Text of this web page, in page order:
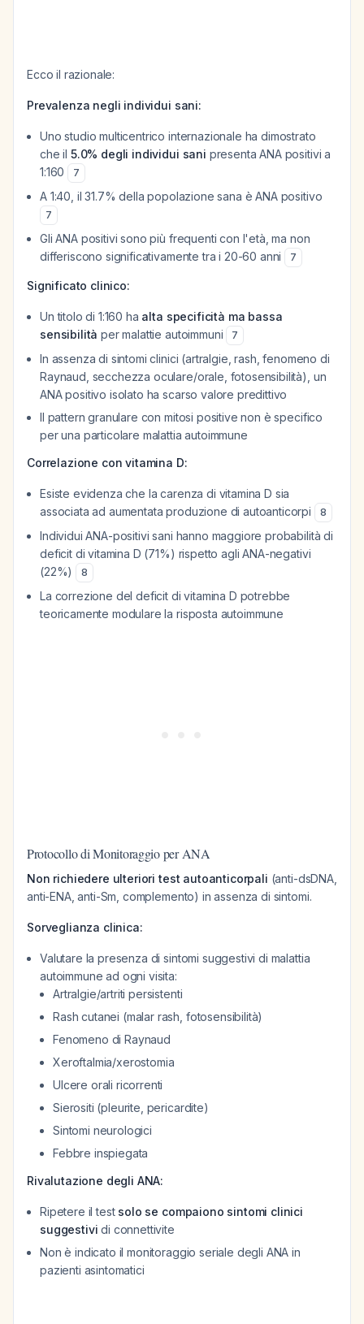
Ecco il razionale:
Prevalenza negli individui sani:
Uno studio multicentrico internazionale ha dimostrato
che il 5.0% degli individui sani presenta ANA positivi a
1:160
7
A 1:40, il 31.7% della popolazione sana è ANA positivo
7
Gli ANA positivi sono più frequenti con l'età, ma non
differiscono significativamente tra i 20-60 anni
7
Significato clinico:
Un titolo di 1:160 ha alta specificità ma bassa
sensibilità per malattie autoimmuni 7
In assenza di sintomi clinici (artralgie, rash, fenomeno di
Raynaud, secchezza oculare/orale, fotosensibilità), un
ANA positivo isolato ha scarso valore predittivo
Il pattern granulare con mitosi positive non è specifico
per una particolare malattia autoimmune
Correlazione con vitamina D:
Esiste evidenza che la carenza di vitamina D sia
associata ad aumentata produzione di autoanticorpi
8
Individui ANA-positivi sani hanno maggiore probabilità di
deficit di vitamina D (71%) rispetto agli ANA-negativi
(22%)
8
La correzione del deficit di vitamina D potrebbe
teoricamente modulare la risposta autoimmune
Protocollo di Monitoraggio per ANA
Non richiedere ulteriori test autoanticorpali (anti-dsDNA,
anti-ENA, anti-Sm, complemento) in assenza di sintomi.
Sorveglianza clinica:
Valutare la presenza di sintomi suggestivi di malattia
autoimmune ad ogni visita:
Artralgie/artriti persistenti
Rash cutanei (malar rash, fotosensibilità)
Fenomeno di Raynaud
Xeroftalmia/xerostomia
Ulcere orali ricorrenti
Sierositi (pleurite, pericardite)
Sintomi neurologici
Febbre inspiegata
Rivalutazione degli ANA:
Ripetere il test solo se compaiono sintomi clinici
suggestivi di connettivite
Non è indicato il monitoraggio seriale degli ANA in
pazienti asintomatici